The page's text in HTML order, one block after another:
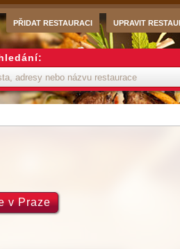
PŘIDAT RESTAURACI UPRAVIT
v Praze